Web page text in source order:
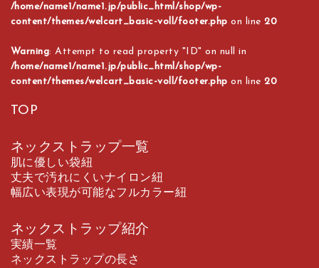
/home/name1/name1.jp/public_html/shop/wp-
content/themes/welcart_basic-voll/footer.php on line20
Warning: Attempt to read property "ID" on null in
/home/name1/name1.jp/public_html/shop/wp-
content/themes/welcart_basic-voll/footer.php on line20
TOP
ネックストラップ一覧
肌に優しい袋紐
丈夫で汚れにくいナイロン紐
幅広い表現が可能なフルカラー紐
ネックストラップ紹介
実績一覧
ネックストラップの長さ